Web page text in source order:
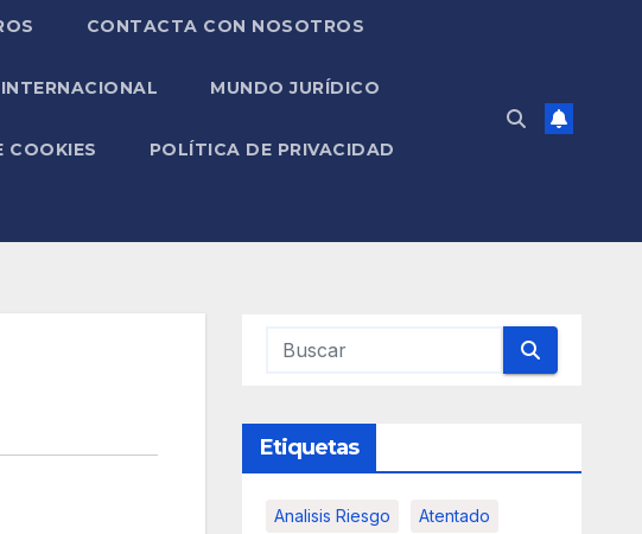
CONTACTA CON NOSOTROS
INTERNACIONAL MUNDO JURÍDICO
COOKIES POLÍTICA DE PRIVACIDAD
Etiquetas
Analisis Riesgo Atentado